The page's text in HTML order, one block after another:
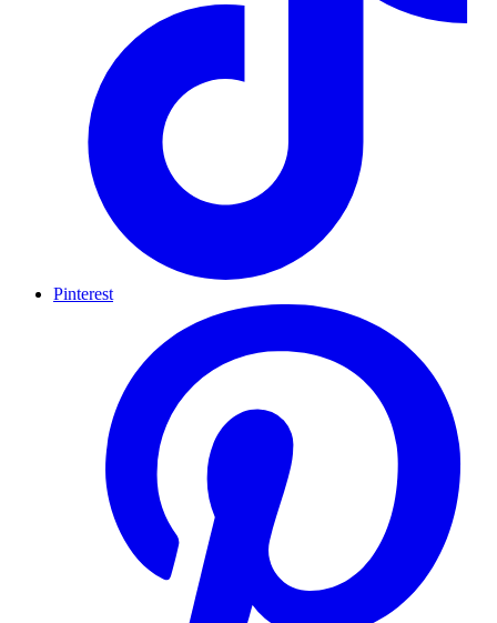
Pinterest